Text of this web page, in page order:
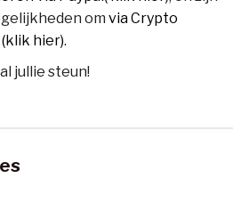
om via Crypto
hier).
jullie steun!